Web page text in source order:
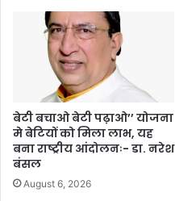
बेटी बचाओ बेटी पढ़ाओ’’ योजना
मे बेटियों को मिला लाभ, यह
बना राष्ट्रीय आंदोलनः- डा. नरेश
बंसल
August 6, 2026